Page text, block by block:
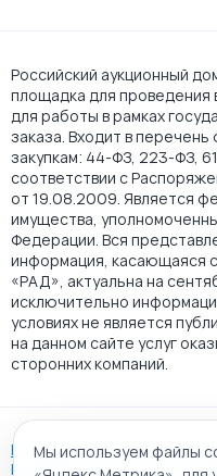
Российский аукционный
площадка для проведения
для работы в рамках
заказа. Входит в
закупкам: 44-ФЗ, 223-ФЗ,
соответствии с
от 19.08.2009. Является
имущества,
Федерации. Вся
информация, касающаяся
«РАД», актуальна на
исключительно
условиях не является
на данном сайте услуг
сторонних компаний.
Пользовательское
Политика АО "РАД" в
Мы используем файлы